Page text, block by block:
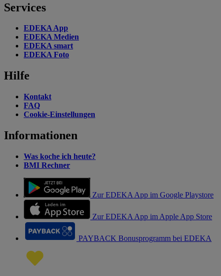
Services
EDEKA App
EDEKA Medien
EDEKA smart
EDEKA Foto
Hilfe
Kontakt
FAQ
Cookie-Einstellungen
Informationen
Was koche ich heute?
BMI Rechner
Zur EDEKA App im Google Playstore
Zur EDEKA App im Apple App Store
PAYBACK Bonusprogramm bei EDEKA